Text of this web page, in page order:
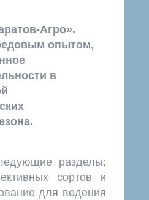
Агро».
опытом,
в
разделы:
сортов и
для ведения